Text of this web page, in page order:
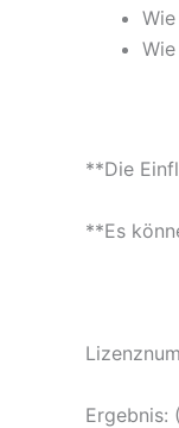
**Die
**Es
Ergebnis: